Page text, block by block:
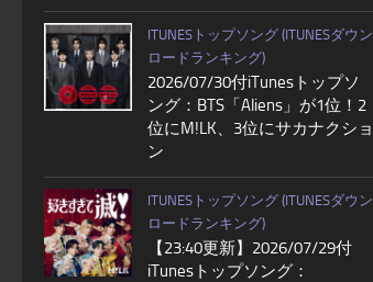
ITUNESトップソング (ITUNESダウン
ロードランキング)
2026/07/30付iTunesトップソ
ング：BTS「Aliens」が1位！2
位にM!LK、3位にサカナクショ
ン
ITUNESトップソング (ITUNESダウン
ロードランキング)
【23:40更新】2026/07/29付
iTunesトップソング：